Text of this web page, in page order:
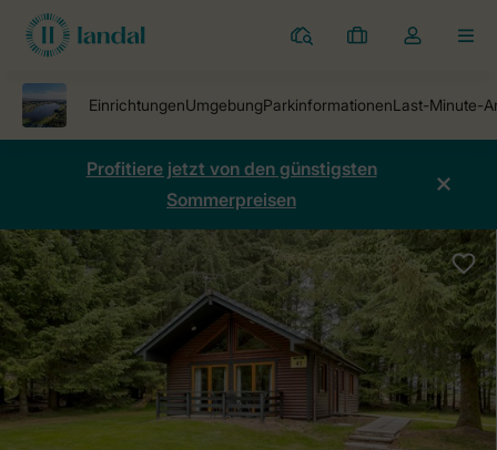
Ferienparks
Meine
Dropdown-
öffnen
Profitiere jetzt von den günstigsten
Sommerpreisen